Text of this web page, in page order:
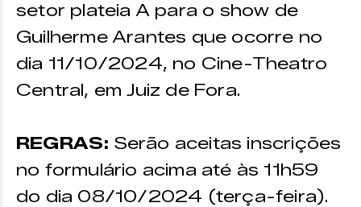
setor plateia A para o show de
Guilherme Arantes que ocorre no
dia 11/10/2024, no Cine-Theatro
Central, em Juiz de Fora.
REGRAS: Serão aceitas inscrições
no formulário acima até às 11h59
do dia 08/10/2024 (terça-feira).